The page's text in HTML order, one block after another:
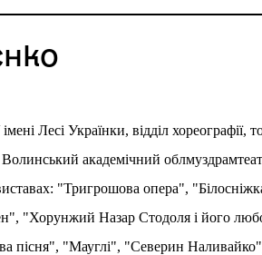
Лесі Українки, відділ хореографії,
академічний
"Тригрошова опера",
"Хорунжий Назар Стодоля і його
пісня", "Мауглі", "Северин